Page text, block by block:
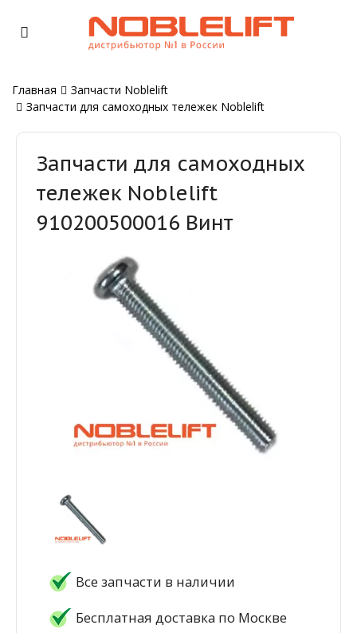
Главная
Запчасти Noblelift
Запчасти для самоходных тележек Noblelift
Запчасти для самоходных
тележек Noblelift
910200500016 Винт
Все запчасти в наличии
Бесплатная доставка по Москве